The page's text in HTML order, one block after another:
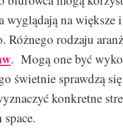
wyglądają na większe
Różnego rodzaju
. Mogą one być
świetnie sprawdzą
konkretne